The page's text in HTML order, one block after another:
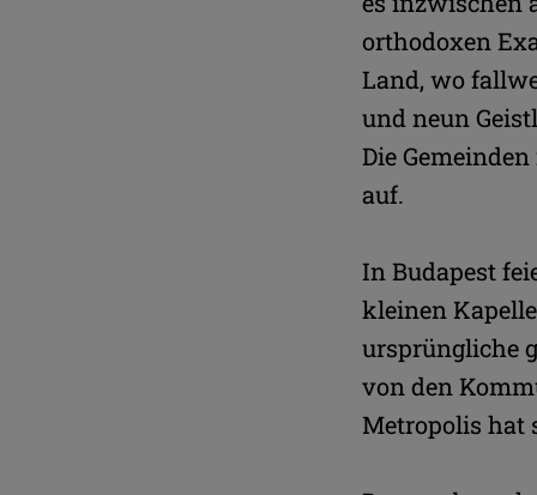
orthodoxen
Land, wo
und neun
Die
auf.
In Budapest
kleinen
ursprüngliche
von den
Metropolis hat